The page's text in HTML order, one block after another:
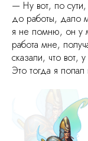
— Ну вот, по сути,
до работы, дало
я не помню, он у
работа мне,
сказали, что вот,
Это тогда я